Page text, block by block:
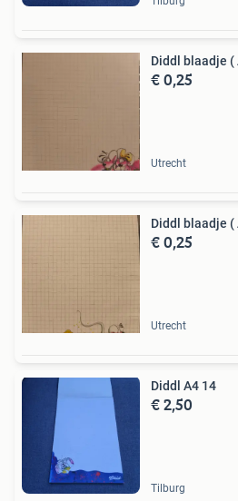
Diddl blaadje (
€ 0,25
Utrecht
Diddl blaadje (
€ 0,25
Utrecht
Diddl A4 14
€ 2,50
Tilburg